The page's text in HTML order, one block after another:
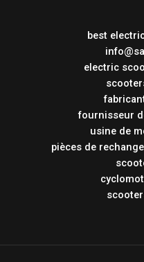
best
electric
fournisseur
usine de
pièces de